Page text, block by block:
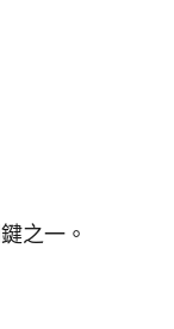
之一。